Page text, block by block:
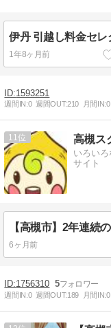
伊丹 引越し料金セレ
1年8ヶ月前
1593251
週間IN:0 週間OUT:210 月間IN:0
11 高槻ス
いろい
サイト
6ヶ月前
1756310 5
週間IN:0 週間OUT:189 月間IN:0